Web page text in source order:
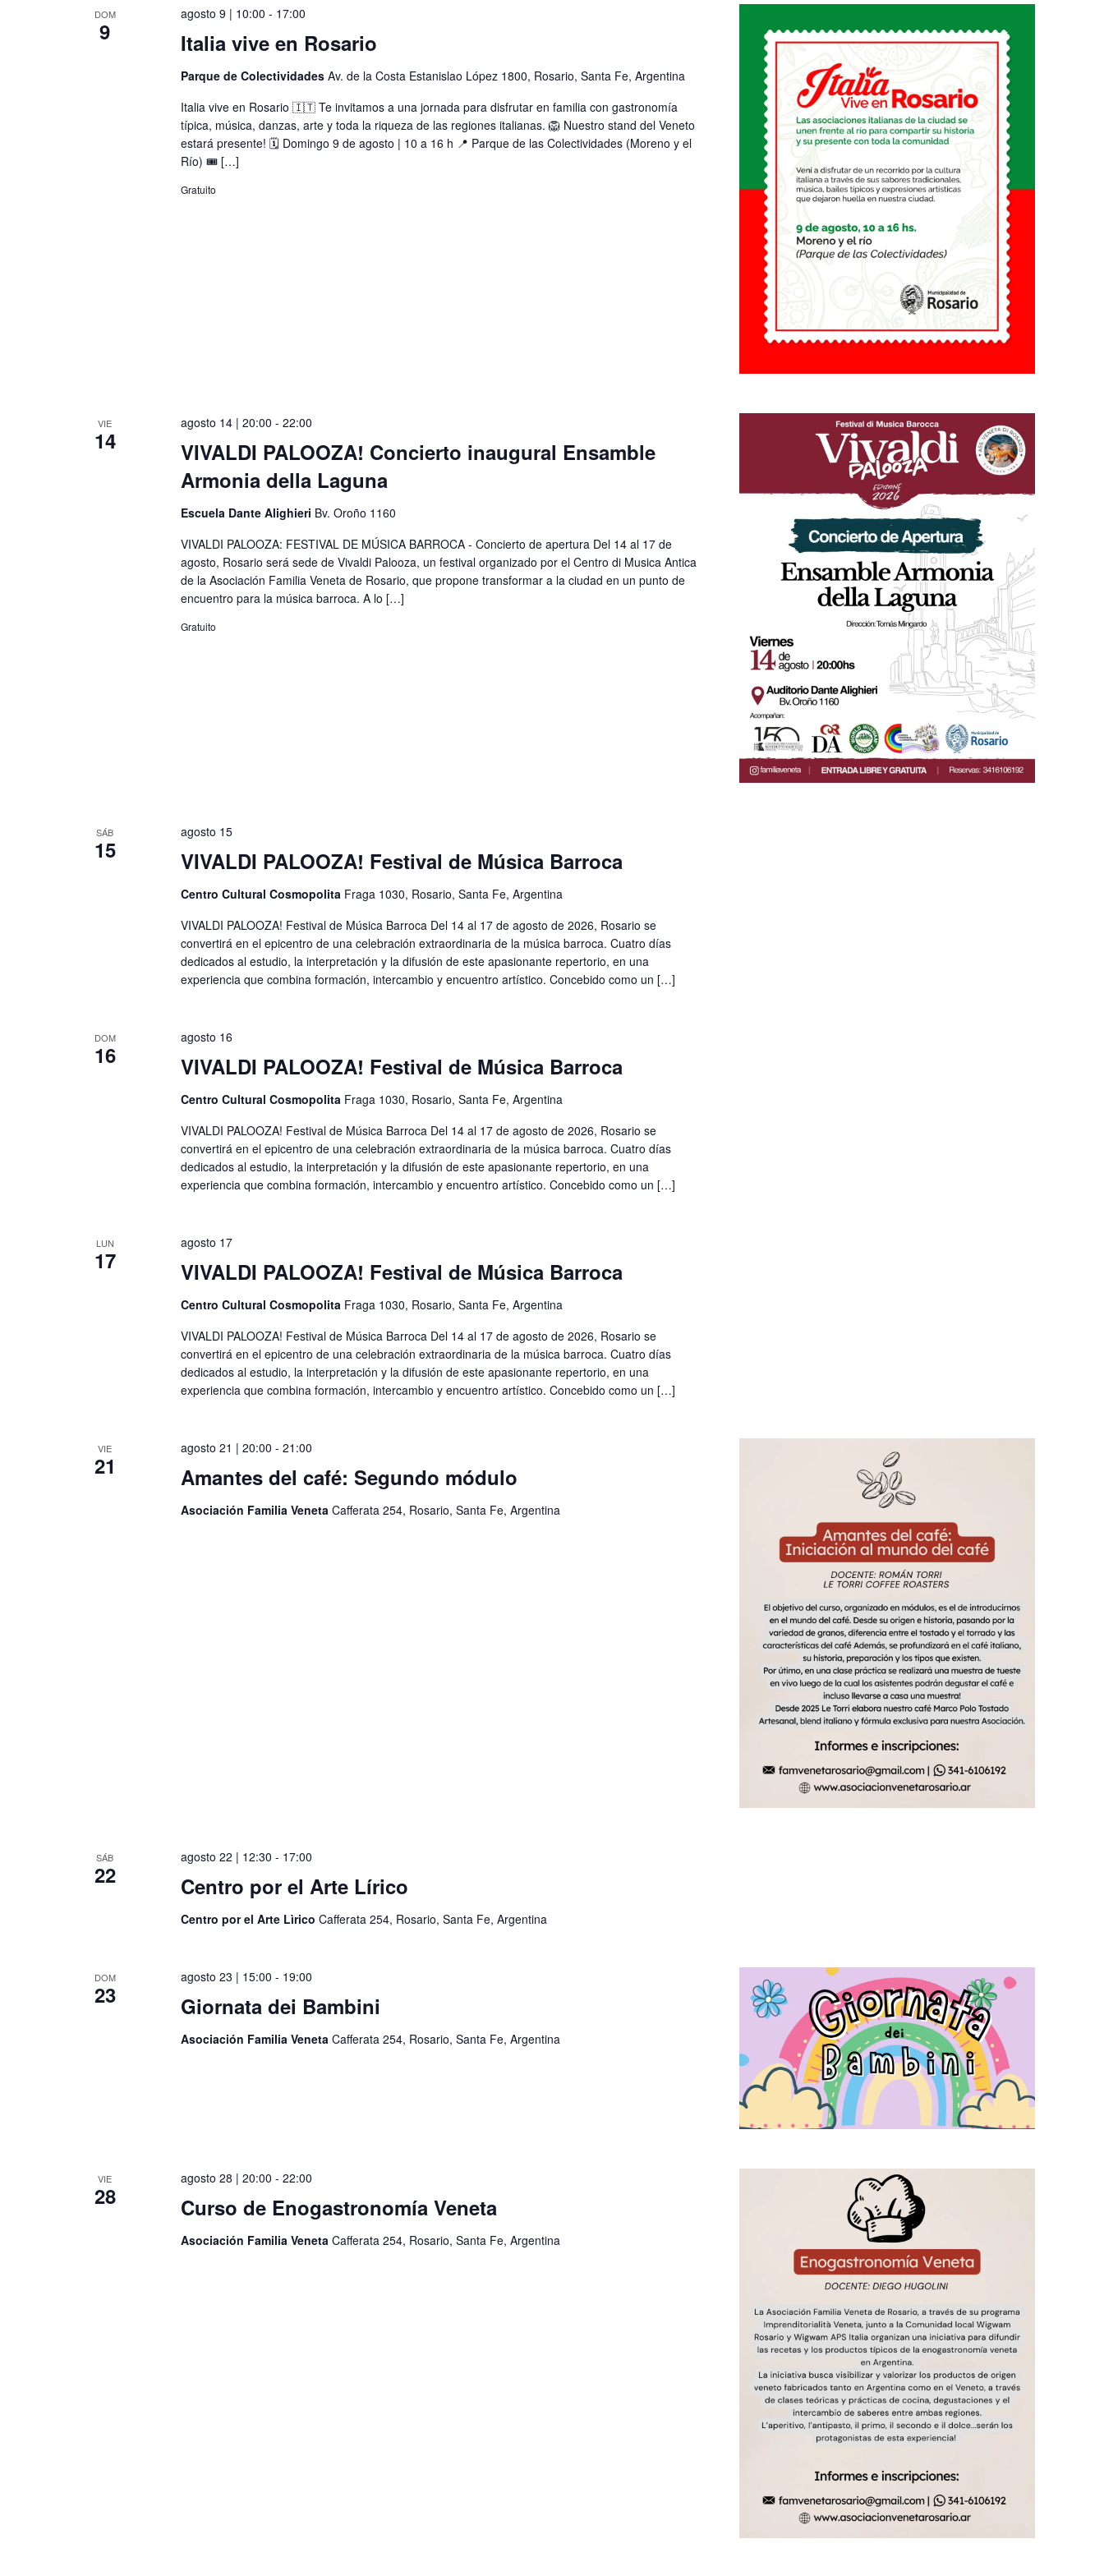
DOM
9 Italia vive en Rosario
agosto 9 | 10:00 - 17:00
Parque de Colectividades Av. de la Costa Estanislao López 1800, Rosario, Santa Fe, Argentina
Italia vive en Rosario 🇮🇹 Te invitamos a una jornada para disfrutar en familia con gastronomía
típica, música, danzas, arte y toda la riqueza de las regiones italianas. 🦁 Nuestro stand del Veneto
estará presente! 🗓️ Domingo 9 de agosto | 10 a 16 h 📍 Parque de las Colectividades (Moreno y el
Río) 🎟️ […]
Gratuito
VIE
14
VIVALDI PALOOZA! Concierto inaugural Ensamble
Armonia della Laguna
agosto 14 | 20:00 - 22:00
Escuela Dante Alighieri Bv. Oroño 1160
VIVALDI PALOOZA: FESTIVAL DE MÚSICA BARROCA - Concierto de apertura Del 14 al 17 de
agosto, Rosario será sede de Vivaldi Palooza, un festival organizado por el Centro di Musica Antica
de la Asociación Familia Veneta de Rosario, que propone transformar a la ciudad en un punto de
encuentro para la música barroca. A lo […]
Gratuito
SÁB
15 VIVALDI PALOOZA! Festival de Música Barroca
agosto 15
Centro Cultural Cosmopolita Fraga 1030, Rosario, Santa Fe, Argentina
VIVALDI PALOOZA! Festival de Música Barroca Del 14 al 17 de agosto de 2026, Rosario se
convertirá en el epicentro de una celebración extraordinaria de la música barroca. Cuatro días
dedicados al estudio, la interpretación y la difusión de este apasionante repertorio, en una
experiencia que combina formación, intercambio y encuentro artístico. Concebido como un […]
DOM
16 VIVALDI PALOOZA! Festival de Música Barroca
agosto 16
Centro Cultural Cosmopolita Fraga 1030, Rosario, Santa Fe, Argentina
VIVALDI PALOOZA! Festival de Música Barroca Del 14 al 17 de agosto de 2026, Rosario se
convertirá en el epicentro de una celebración extraordinaria de la música barroca. Cuatro días
dedicados al estudio, la interpretación y la difusión de este apasionante repertorio, en una
experiencia que combina formación, intercambio y encuentro artístico. Concebido como un […]
LUN
17 VIVALDI PALOOZA! Festival de Música Barroca
agosto 17
Centro Cultural Cosmopolita Fraga 1030, Rosario, Santa Fe, Argentina
VIVALDI PALOOZA! Festival de Música Barroca Del 14 al 17 de agosto de 2026, Rosario se
convertirá en el epicentro de una celebración extraordinaria de la música barroca. Cuatro días
dedicados al estudio, la interpretación y la difusión de este apasionante repertorio, en una
experiencia que combina formación, intercambio y encuentro artístico. Concebido como un […]
VIE
21 Amantes del café: Segundo módulo
agosto 21 | 20:00 - 21:00
Asociación Familia Veneta Cafferata 254, Rosario, Santa Fe, Argentina
SÁB
22 Centro por el Arte Lírico
agosto 22 | 12:30 - 17:00
Centro por el Arte Lìrico Cafferata 254, Rosario, Santa Fe, Argentina
DOM
23 Giornata dei Bambini
agosto 23 | 15:00 - 19:00
Asociación Familia Veneta Cafferata 254, Rosario, Santa Fe, Argentina
VIE
28 Curso de Enogastronomía Veneta
agosto 28 | 20:00 - 22:00
Asociación Familia Veneta Cafferata 254, Rosario, Santa Fe, Argentina